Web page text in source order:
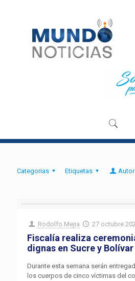
Categorias Etiquetas
Rodolfo Mejia 27 octubre
Fiscalía realiza
dignas en Sucre y Bolívar
Durante esta semana serán
los cuerpos de cinco víctimas del